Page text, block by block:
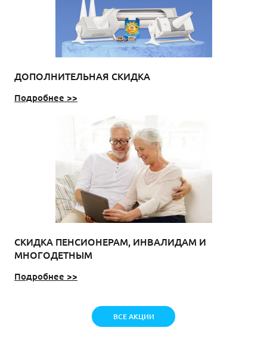
ДОПОЛНИТЕЛЬНАЯ СКИДКА
Подробнее >>
СКИДКА ПЕНСИОНЕРАМ, ИНВАЛИДАМ И
МНОГОДЕТНЫМ
Подробнее >>
ВСЕ АКЦИИ